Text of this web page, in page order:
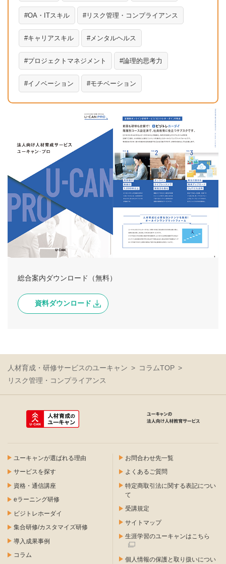
OA・ITスキル リスク管理・コンプライアンス
キャリアスキル メンタルヘルス
プロジェクトマネジメント 論理的思考力
イノベーション モチベーション
総合案内ダウンロード（無料）
資料ダウンロード
人材育成・研修サービスのユーキャン
コラムTOP
リスク管理・コンプライアンス
ユーキャンが選ばれる理由
サービスを探す
資格・通信講座
eラーニング研修
ビジトレホーダイ
集合研修/カスタマイズ研修
導入成果事例
コラム
お問合わせ先一覧
よくあるご質問
特定商取引法に関する表記につい
て
受講規定
サイトマップ
生涯学習のユーキャンはこちら
個人情報の保護と取り扱いについ